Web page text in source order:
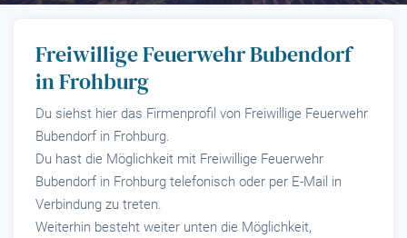
Freiwillige Feuerwehr Bubendorf
in Frohburg
Du siehst hier das Firmenprofil von Freiwillige Feuerwehr
Bubendorf in Frohburg.
Du hast die Möglichkeit mit Freiwillige Feuerwehr
Bubendorf in Frohburg telefonisch oder per E-Mail in
Verbindung zu treten.
Weiterhin besteht weiter unten die Möglichkeit,